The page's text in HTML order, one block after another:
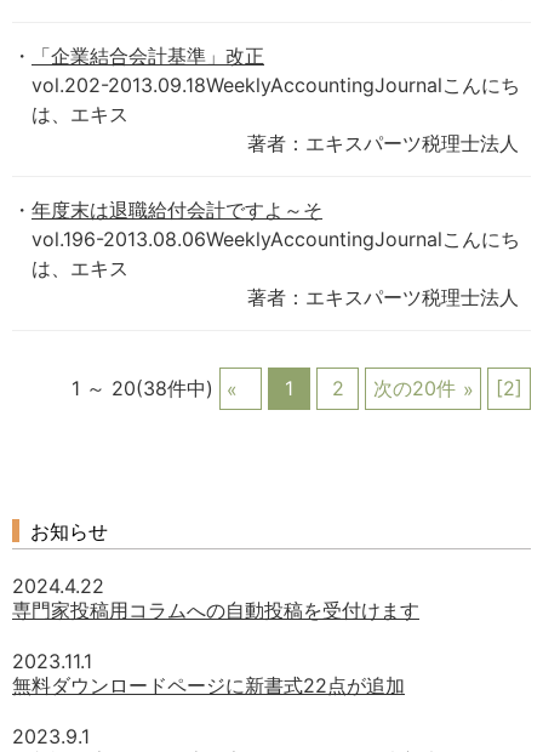
「企業結合会計基準」改正
vol.202-2013.09.18WeeklyAccountingJournalこんにち
は、エキス
著者：エキスパーツ税理士法人
年度末は退職給付会計ですよ～そ
vol.196-2013.08.06WeeklyAccountingJournalこんにち
は、エキス
著者：エキスパーツ税理士法人
1 ～ 20(38件中) 1 2 次の20件 [2]
お知らせ
2024.4.22
専門家投稿用コラムへの自動投稿を受付けます
2023.11.1
無料ダウンロードページに新書式22点が追加
2023.9.1